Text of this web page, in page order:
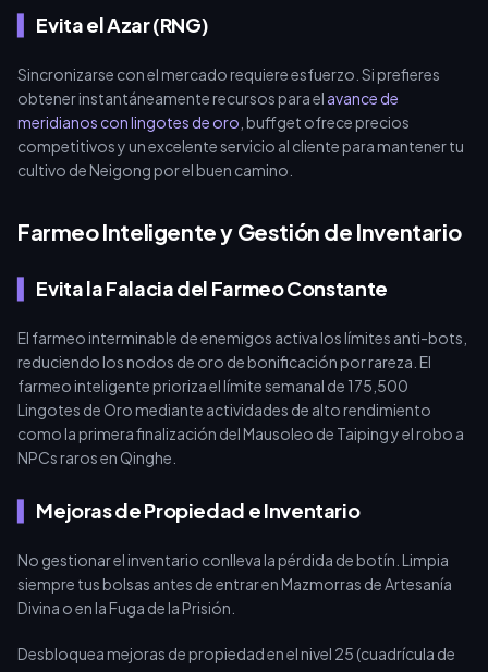
Evita el Azar (RNG)
Sincronizarse con el mercado requiere esfuerzo. Si prefieres
obtener instantáneamente recursos para el avance de
meridianos con lingotes de oro , buffget ofrece precios
competitivos y un excelente servicio al cliente para mantener tu
cultivo de Neigong por el buen camino.
Farmeo Inteligente y Gestión de Inventario
Evita la Falacia del Farmeo Constante
El farmeo interminable de enemigos activa los límites anti-bots,
reduciendo los nodos de oro de bonificación por rareza. El
farmeo inteligente prioriza el límite semanal de 175,500
Lingotes de Oro mediante actividades de alto rendimiento
como la primera finalización del Mausoleo de Taiping y el robo a
NPCs raros en Qinghe.
Mejoras de Propiedad e Inventario
No gestionar el inventario conlleva la pérdida de botín. Limpia
siempre tus bolsas antes de entrar en Mazmorras de Artesanía
Divina o en la Fuga de la Prisión.
Desbloquea mejoras de propiedad en el nivel 25 (cuadrícula de